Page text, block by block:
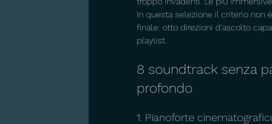
In questa selezione il criterio non
finale: otto direzioni d'ascolto
playlist.
8 soundtrack senza
profondo
1. Pianoforte